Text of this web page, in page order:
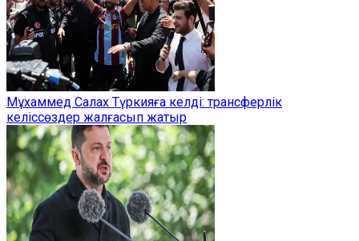
Мұхаммед Салах Түркияға келді: трансферлік
келіссөздер жалғасып жатыр